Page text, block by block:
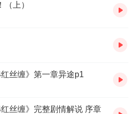
上）
丝缠》第一章异途p1
丝缠》完整剧情解说 序章